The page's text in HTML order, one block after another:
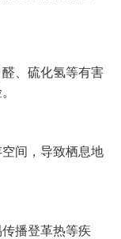
、硫化氢等有害
间，导致栖息地
播登革热等疾